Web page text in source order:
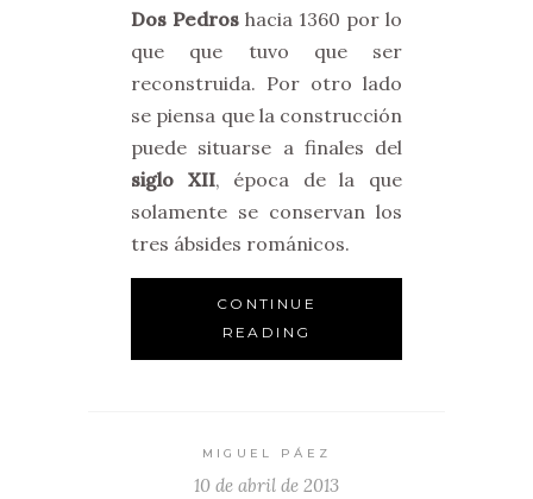
Dos Pedros hacia 1360 por lo
que que tuvo que ser
reconstruida. Por otro lado
se piensa que la construcción
puede situarse a finales del
siglo XII, época de la que
solamente se conservan los
tres ábsides románicos.
CONTINUE
READING
MIGUEL PÁEZ
10 de abril de 2013